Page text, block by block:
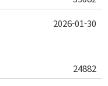
24882
2026-01-30